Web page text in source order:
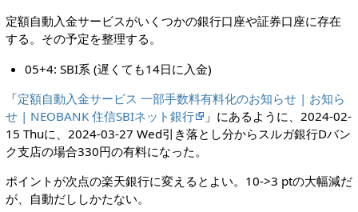
定額自動入金サービスがいくつかの銀行口座や証券口座に存在
する。その予定を整理する。
05+4: SBI系 (遅くても14日に入金)
「定額自動入金サービス 一部手数料有料化のお知らせ | お知ら
せ | NEOBANK 住信SBIネット銀行
」にあるように、2024-02-
15 Thuに、2024-03-27 Wed引き落とし分からスルガ銀行Dバン
ク支店の場合330円の有料になった。
ポイントが次点の楽天銀行に変えるとよい。10->3 ptの大幅減だ
が、自動だししかたない。